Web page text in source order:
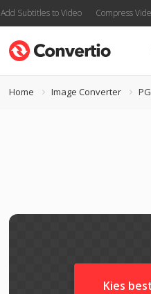
Add Subtitles to Video Compress
Home Image Converter
Kies